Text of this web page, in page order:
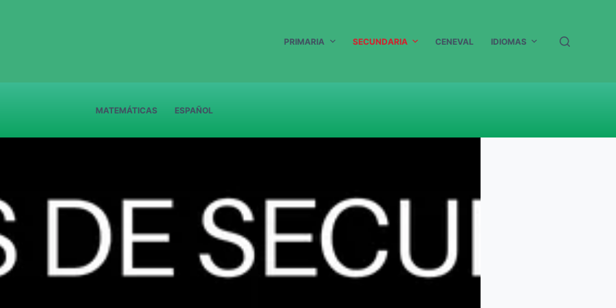
PRIMARIA SECUNDARIA CENEVAL IDIOMAS
MATEMÁTICAS ESPAÑOL